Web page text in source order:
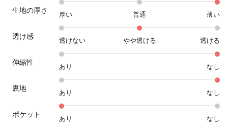
生地の厚さ
厚い 普通 薄い
透け感
透けない やや透ける 透ける
伸縮性
あり なし
裏地
あり なし
ポケット
あり なし